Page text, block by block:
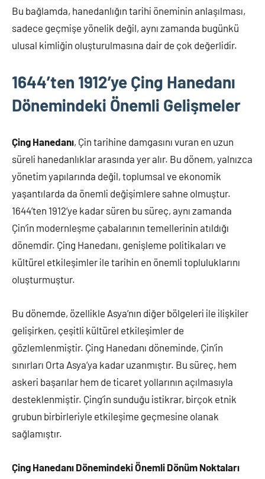
Bu bağlamda, hanedanlığın tarihi öneminin anlaşılması,
sadece geçmişe yönelik değil, aynı zamanda bugünkü
ulusal kimliğin oluşturulmasına dair de çok değerlidir.
1644’ten 1912’ye Çing Hanedanı
Dönemindeki Önemli Gelişmeler
Çing Hanedanı, Çin tarihine damgasını vuran en uzun
süreli hanedanlıklar arasında yer alır. Bu dönem, yalnızca
yönetim yapılarında değil, toplumsal ve ekonomik
yaşantılarda da önemli değişimlere sahne olmuştur.
1644’ten 1912’ye kadar süren bu süreç, aynı zamanda
Çin’in modernleşme çabalarının temellerinin atıldığı
dönemdir. Çing Hanedanı, genişleme politikaları ve
kültürel etkileşimler ile tarihin en önemli topluluklarını
oluşturmuştur.
Bu dönemde, özellikle Asya’nın diğer bölgeleri ile ilişkiler
gelişirken, çeşitli kültürel etkileşimler de
gözlemlenmiştir. Çing Hanedanı döneminde, Çin’in
sınırları Orta Asya’ya kadar uzanmıştır. Bu süreç, hem
askeri başarılar hem de ticaret yollarının açılmasıyla
desteklenmiştir. Çing’in sunduğu istikrar, birçok etnik
grubun birbirleriyle etkileşime geçmesine olanak
sağlamıştır.
Çing Hanedanı Dönemindeki Önemli Dönüm Noktaları